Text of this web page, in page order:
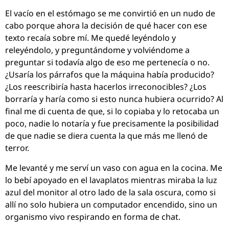
El vacío en el estómago se me convirtió en un nudo de
cabo porque ahora la decisión de qué hacer con ese
texto recaía sobre mí. Me quedé leyéndolo y
releyéndolo, y preguntándome y volviéndome a
preguntar si todavía algo de eso me pertenecía o no.
¿Usaría los párrafos que la máquina había producido?
¿Los reescribiría hasta hacerlos irreconocibles? ¿Los
borraría y haría como si esto nunca hubiera ocurrido? Al
final me di cuenta de que, si lo copiaba y lo retocaba un
poco, nadie lo notaría y fue precisamente la posibilidad
de que nadie se diera cuenta la que más me llenó de
terror.
Me levanté y me serví un vaso con agua en la cocina. Me
lo bebí apoyado en el lavaplatos mientras miraba la luz
azul del monitor al otro lado de la sala oscura, como si
allí no solo hubiera un computador encendido, sino un
organismo vivo respirando en forma de chat.